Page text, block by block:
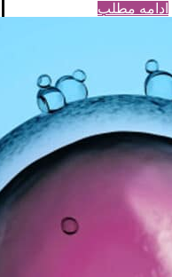
ادامه مطلب